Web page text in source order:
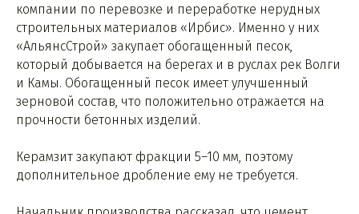
компании по перевозке и переработке нерудных
строительных материалов «Ирбис». Именно у них
«АльянсСтрой» закупает обогащенный песок,
который добывается на берегах и в руслах рек Волги
и Камы. Обогащенный песок имеет улучшенный
зерновой состав, что положительно отражается на
прочности бетонных изделий.
Керамзит закупают фракции 5–10 мм, поэтому
дополнительное дробление ему не требуется.